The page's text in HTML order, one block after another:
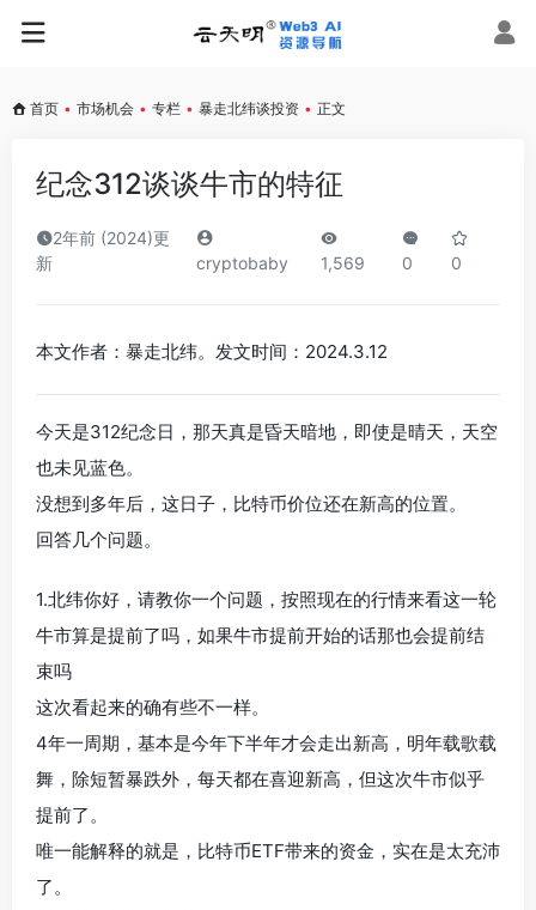
首页 • 市场机会 • 专栏 • 暴走北纬谈投资 • 正文
纪念312谈谈牛市的特征
2年前 (2024)更
新
cryptobaby 1,569 0 0
本文作者：暴走北纬。发文时间：2024.3.12
今天是312纪念日，那天真是昏天暗地，即使是晴天，天空
也未见蓝色。
没想到多年后，这日子，比特币价位还在新高的位置。
回答几个问题。
1.北纬你好，请教你一个问题，按照现在的行情来看这一轮
牛市算是提前了吗，如果牛市提前开始的话那也会提前结
束吗
这次看起来的确有些不一样。
4年一周期，基本是今年下半年才会走出新高，明年载歌载
舞，除短暂暴跌外，每天都在喜迎新高，但这次牛市似乎
提前了。
唯一能解释的就是，比特币ETF带来的资金，实在是太充沛
了。